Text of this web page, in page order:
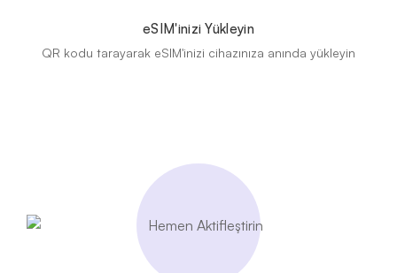
eSIM'inizi Yükleyin
QR kodu tarayarak eSIM'inizi cihazınıza anında yükleyin